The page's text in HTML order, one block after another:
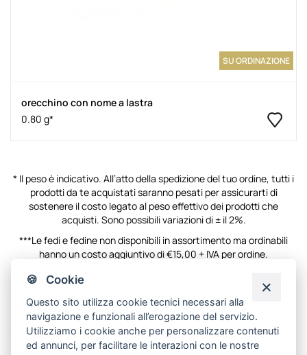
SU ORDINAZIONE
orecchino con nome a lastra
0.80 g*
* Il peso è indicativo. All’atto della spedizione del tuo ordine, tutti i
prodotti da te acquistati saranno pesati per assicurarti di
sostenere il costo legato al peso effettivo dei prodotti che
acquisti. Sono possibili variazioni di ± il 2%.
***Le fedi e fedine non disponibili in assortimento ma ordinabili
hanno un costo aggiuntivo di €15,00 + IVA per ordine.
La mia lista desideri
Non ci sono articoli nella lista desideri.
🍪 Cookie
Questo sito utilizza cookie tecnici necessari alla
navigazione e funzionali all’erogazione del servizio.
Utilizziamo i cookie anche per personalizzare contenuti
ed annunci, per facilitare le interazioni con le nostre